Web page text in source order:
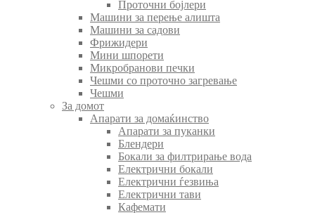
Проточни бојлери
Машини за перење алишта
Машини за садови
Фрижидери
Мини шпорети
Микробранови печки
Чешми со проточно загревање
Чешми
За домот
Апарати за домаќинство
Апарати за пуканки
Блендери
Бокали за филтрирање вода
Електрични бокали
Електрични ѓезвиња
Електрични тави
Кафемати